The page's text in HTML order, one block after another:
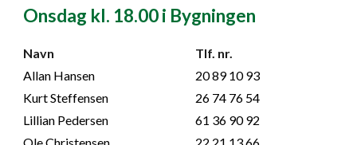
Onsdag kl. 18.00 i Bygningen
Navn
Tlf. nr.
Allan Hansen
20 89 10 93
Kurt Steffensen
26 74 76 54
Lillian Pedersen
61 36 90 92